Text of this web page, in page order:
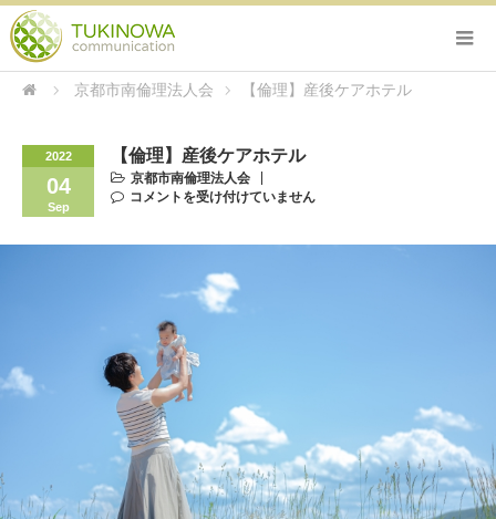
京都市南倫理法人会 【倫理】産後ケアホテル
2022
04
Sep
【倫理】産後ケアホテル
京都市南倫理法人会
コメントを受け付けていません